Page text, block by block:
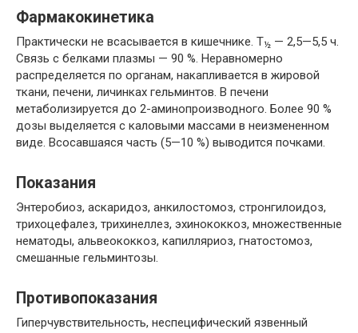
Фармакокинетика
Практически не всасывается в кишечнике. T½ — 2,5—5,5 ч.
Связь с белками плазмы — 90 %. Неравномерно
распределяется по органам, накапливается в жировой
ткани, печени, личинках гельминтов. В печени
метаболизируется до 2-аминопроизводного. Более 90 %
дозы выделяется с каловыми массами в неизмененном
виде. Всосавшаяся часть (5—10 %) выводится почками.
Показания
Энтеробиоз, аскаридоз, анкилостомоз, стронгилоидоз,
трихоцефалез, трихинеллез, эхинококкоз, множественные
нематоды, альвеококкоз, капилляриоз, гнатостомоз,
смешанные гельминтозы.
Противопоказания
Гиперчувствительность, неспецифический язвенный